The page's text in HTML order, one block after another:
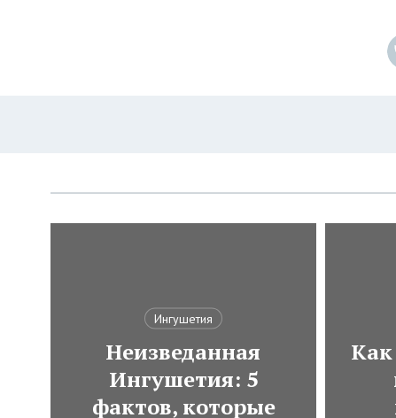
Ингушетия
Неизведанная
Ингушетия: 5
фактов, которые